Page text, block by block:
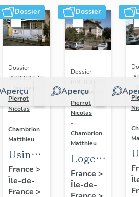
Dossier
Aperçu
Dossier
IA93001078
| Réalisé par
Pierrot
Nicolas
-
Chambrion
Matthieu
Usine
de
petite
France >
Île-de-
France >
Dossier
Aperçu
Dossier
| Réalisé par
Pierrot
Nicolas
-
Chambrion
Matthieu
Logement
patronal
de
France >
Île-de-
-